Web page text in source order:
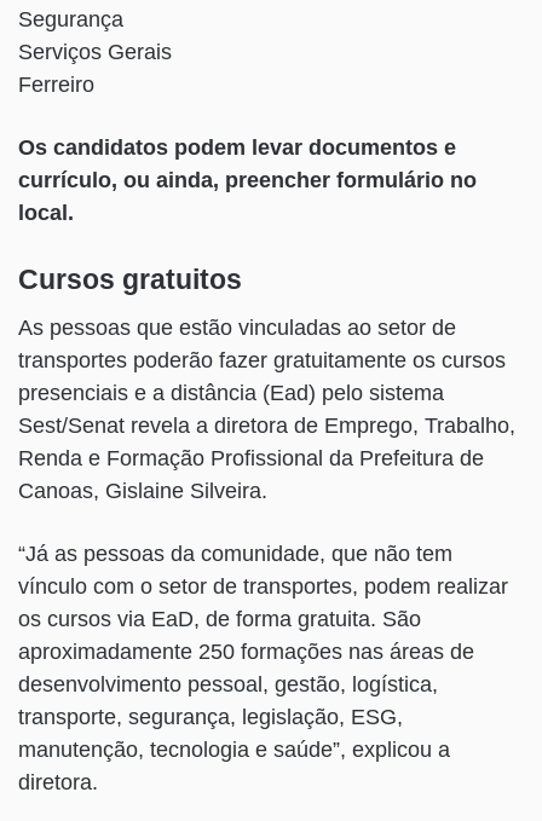
Segurança
Serviços Gerais
Ferreiro
Os candidatos podem levar documentos e
currículo, ou ainda, preencher formulário no
local.
Cursos gratuitos
As pessoas que estão vinculadas ao setor de
transportes poderão fazer gratuitamente os cursos
presenciais e a distância (Ead) pelo sistema
Sest/Senat revela a diretora de Emprego, Trabalho,
Renda e Formação Profissional da Prefeitura de
Canoas, Gislaine Silveira.
“Já as pessoas da comunidade, que não tem
vínculo com o setor de transportes, podem realizar
os cursos via EaD, de forma gratuita. São
aproximadamente 250 formações nas áreas de
desenvolvimento pessoal, gestão, logística,
transporte, segurança, legislação, ESG,
manutenção, tecnologia e saúde”, explicou a
diretora.